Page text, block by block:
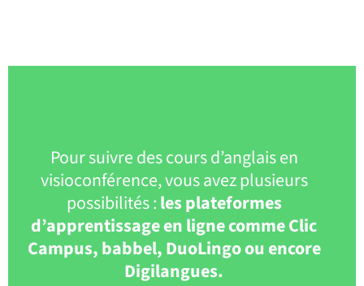
Pour suivre des cours d’anglais en
visioconférence, vous avez plusieurs
possibilités :les plateformes
d’apprentissage en ligne comme Clic
Campus, babbel, DuoLingo ou encore
Digilangues.